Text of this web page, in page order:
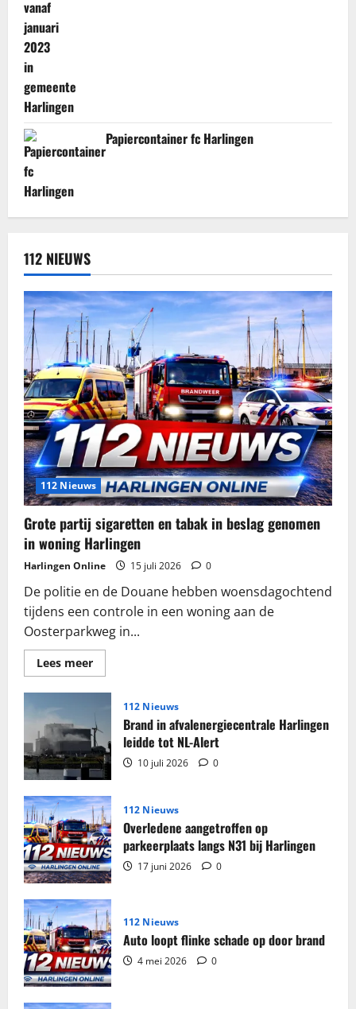
Papiercontainer fc Harlingen
112 NIEUWS
112 Nieuws
Grote partij sigaretten en tabak in beslag genomen
in woning Harlingen
Harlingen Online 15 juli 2026 0
De politie en de Douane hebben woensdagochtend
tijdens een controle in een woning aan de
Oosterparkweg in...
Lees meerLees
meer
Grote
sigaretten
en
tabak
in
beslag
genomen
in
woning
Harlingen
112 Nieuws
Brand in afvalenergiecentrale Harlingen
leidde tot NL-Alert
10 juli 2026 0
112 Nieuws
Overledene aangetroffen op
parkeerplaats langs N31 bij Harlingen
17 juni 2026 0
112 Nieuws
Auto loopt flinke schade op door brand
4 mei 2026 0